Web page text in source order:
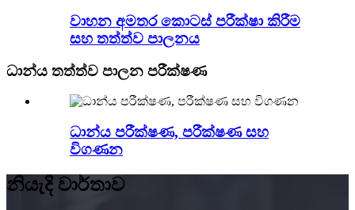
වාහන අමතර කොටස් පරීක්ෂා කිරීම
සහ තත්ත්ව පාලනය
ධාන්ය තත්ත්ව පාලන පරීක්ෂණ
ධාන්ය පරීක්ෂණ, පරීක්ෂණ සහ
විගණන
නියැදි වාර්තාව